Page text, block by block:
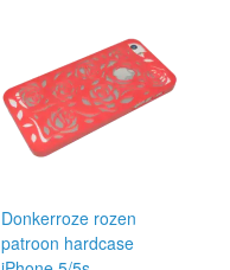
Donkerroze rozen
patroon hardcase